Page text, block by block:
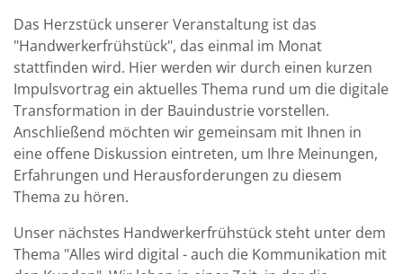
Das Herzstück unserer Veranstaltung ist das
"Handwerkerfrühstück", das einmal im Monat
stattfinden wird. Hier werden wir durch einen kurzen
Impulsvortrag ein aktuelles Thema rund um die digitale
Transformation in der Bauindustrie vorstellen.
Anschließend möchten wir gemeinsam mit Ihnen in
eine offene Diskussion eintreten, um Ihre Meinungen,
Erfahrungen und Herausforderungen zu diesem
Thema zu hören.
Unser nächstes Handwerkerfrühstück steht unter dem
Thema "Alles wird digital - auch die Kommunikation mit